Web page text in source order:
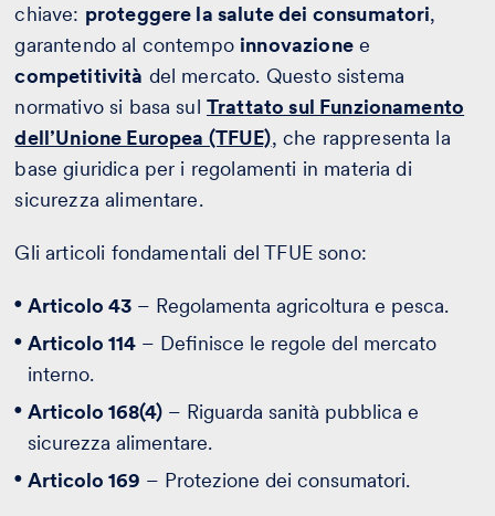
chiave: proteggere la salute dei consumatori,
garantendo al contempo innovazionee
competitività del mercato. Questo sistema
normativo si basa sul Trattato sul Funzionamento
dell’Unione Europea (TFUE), che rappresenta la
base giuridica per i regolamenti in materia di
sicurezza alimentare.
Gli articoli fondamentali del TFUE sono:
Articolo 43 – Regolamenta agricoltura e pesca.
Articolo 114 – Definisce le regole del mercato
interno.
Articolo 168(4) – Riguarda sanità pubblica e
sicurezza alimentare.
Articolo 169 – Protezione dei consumatori.